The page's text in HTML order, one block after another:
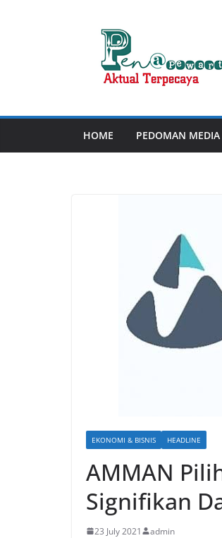
HOME PEDOMAN MEDIA
EKONOMI & BISNIS HEADLINE
AMMAN
Signifikan
23 July 2021 admin